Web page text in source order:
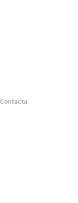
Contacta